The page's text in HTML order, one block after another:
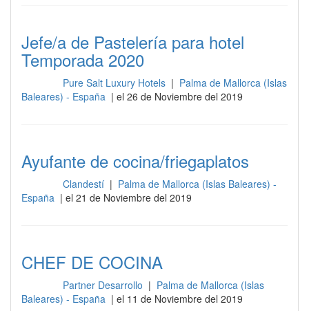
Jefe/a de Pastelería para hotel
Temporada 2020
Pure Salt Luxury Hotels | Palma de Mallorca (Islas
Baleares) - España | el 26 de Noviembre del 2019
Ayufante de cocina/friegaplatos
Clandestí | Palma de Mallorca (Islas Baleares) -
España | el 21 de Noviembre del 2019
CHEF DE COCINA
Partner Desarrollo | Palma de Mallorca (Islas
Baleares) - España | el 11 de Noviembre del 2019